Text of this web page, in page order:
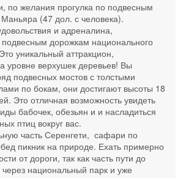
по желания прогулка по подвесным
(47 дол. с человека).
и адреналина,
подвесным дорожкам национального
уникальный аттракцион,
уровне верхушек деревьев! Вы
подвесных мостов с толстыми
по бокам, они достигают высоты 18
Это отличная возможность увидеть
бабочек, обезьян и и насладиться
птиц вокруг вас.
часть Серенгети, сафари по
пикник на природе. Ехать примерно
от дороги, так как часть пути до
через национальный парк и уже